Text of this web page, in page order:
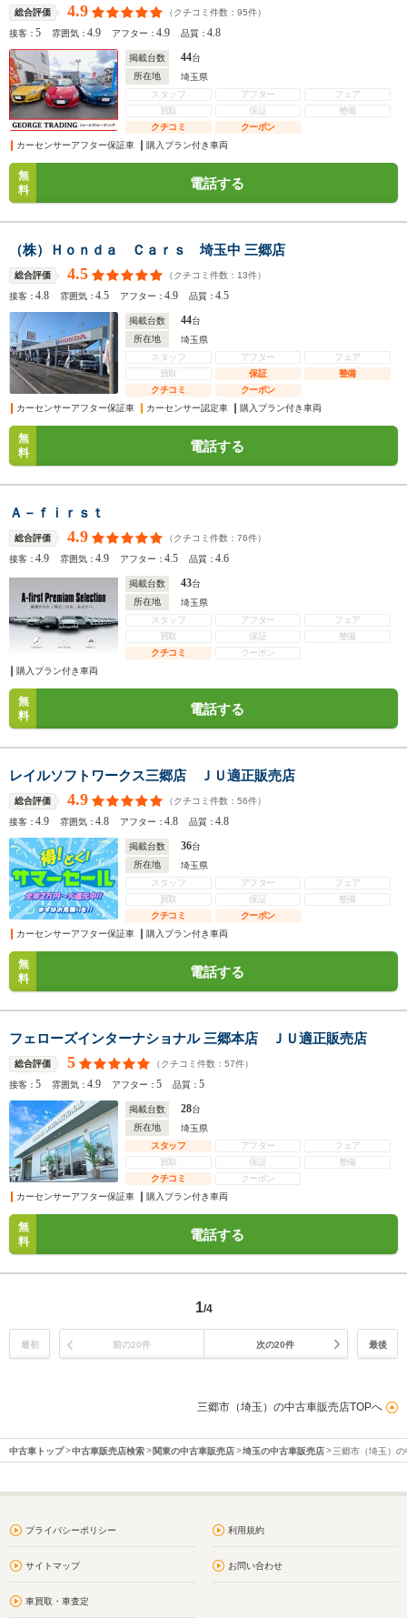
総合評価 4.9 （クチコミ件数： 95件）
接客：5 雰囲気：4.9 アフター：4.9 品質：4.8
掲載台数 44台
所在地
埼玉県
スタッフ
アフター
フェア
買取
保証
整備
クチコミ
クーポン
カーセンサーアフター保証車
購入プラン付き車両
無
料
電話する
（株）Ｈｏｎｄａ Ｃａｒｓ 埼玉中 三郷店
総合評価 4.5 （クチコミ件数： 13件）
接客：4.8 雰囲気：4.5 アフター：4.9 品質：4.5
掲載台数 44台
所在地
埼玉県
スタッフ
アフター
フェア
買取
保証
整備
クチコミ
クーポン
カーセンサーアフター保証車
カーセンサー認定車 購入プラン付き車両
無
料
電話する
Ａ－ｆｉｒｓｔ
総合評価 4.9 （クチコミ件数： 76件）
接客：4.9 雰囲気：4.9 アフター：4.5 品質：4.6
掲載台数 43台
所在地
埼玉県
スタッフ
アフター
フェア
買取
保証
整備
クチコミ
クーポン
購入プラン付き車両
無
料
電話する
レイルソフトワークス三郷店 ＪＵ適正販売店
総合評価 4.9 （クチコミ件数： 56件）
接客：4.9 雰囲気：4.8 アフター：4.8 品質：4.8
掲載台数 36台
所在地
埼玉県
スタッフ
アフター
フェア
買取
保証
整備
クチコミ
クーポン
カーセンサーアフター保証車
購入プラン付き車両
無
料
電話する
フェローズインターナショナル 三郷本店 ＪＵ適正販売店
総合評価 5 （クチコミ件数： 57件）
接客：5 雰囲気：4.9 アフター：5 品質：5
掲載台数 28台
所在地
埼玉県
スタッフ
アフター
フェア
買取
保証
整備
クチコミ
クーポン
カーセンサーアフター保証車
購入プラン付き車両
無
料
電話する
1/4
最初 前の20件 次の20件 最後
三郷市（埼玉）の中古車販売店TOPへ
中古車トップ 中古車販売店検索 関東の中古車販売店 埼玉の中古車販売店 三郷市（埼玉）
プライバシーポリシー 利用規約
サイトマップ お問い合わせ
車買取・車査定